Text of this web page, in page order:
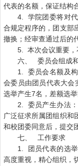
代表的名额，保证结构
4. 学院团委将对
合规定程序的，团支部
撤换；经审查通过后的
5. 本次会议重要，
六、 委员会组成
1. 委员会名额及
会委员由团员代表大会
选举产生7名，差额选举
2. 委员产生办法
广泛征求所属团组织和
和校团委同意后，提交
七、 工作要求
1. 团员代表的选
高度重视，精心组织，